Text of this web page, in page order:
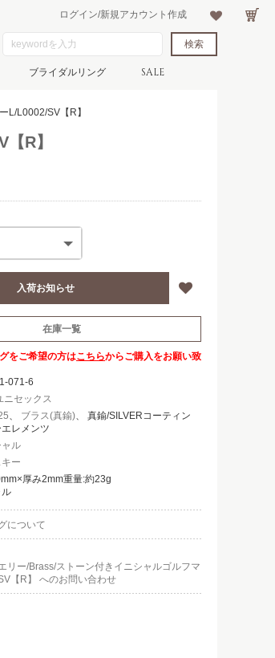
ブライダルリング SALE
L/L0002/SV【R】
R】
在庫一覧
をご希望の方はこちらからご購入をお願い致
071-6
ニセックス
、 ブラス(真鍮)、 真鍮/SILVERコーティン
レメンツ
ャル
ー
厚み2mm重量:約23g
ル
について
リー/Brass/ストーン付きイニシャルゴルフマ
【R】 へのお問い合わせ
ログイン/新規アカウント作成